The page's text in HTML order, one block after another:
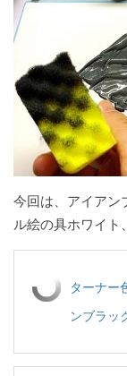
今回は、アイアン
ル絵の具ホワイト
ターナー
ンブラッ